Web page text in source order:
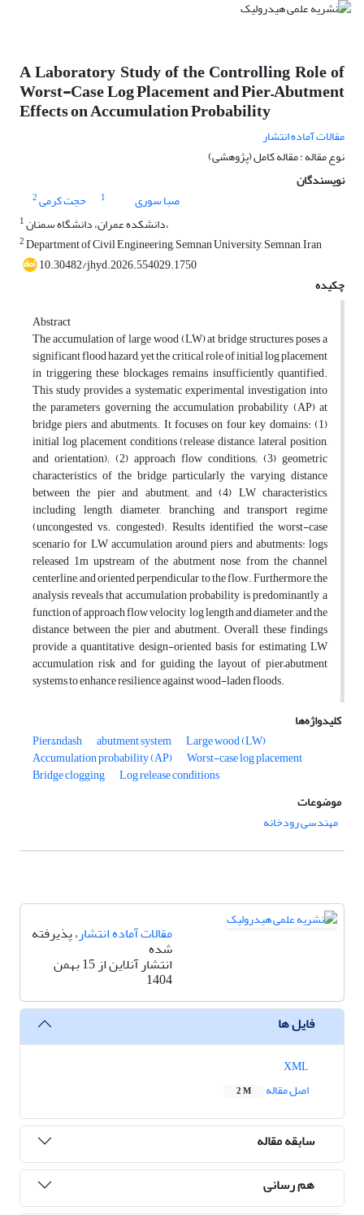
A Laboratory Study of the Controlling Role of
Worst-Case Log Placement and Pier–Abutment
Effects on Accumulation Probability
مقالات آماده انتشار
نوع مقاله : مقاله کامل (پژوهشی)
نویسندگان
صبا سوری
1 حجت کرمی2
1
دانشکده عمران، دانشگاه سمنان،
2Department of Civil Engineering, Semnan University, Semnan, Iran
10.30482/jhyd.2026.554029.1750
چکیده
Abstract
The accumulation of large wood (LW) at bridge structures poses a
significant flood hazard, yet the critical role of initial log placement
in triggering these blockages remains insufficiently quantified.
This study provides a systematic experimental investigation into
the parameters governing the accumulation probability (AP) at
bridge piers and abutments. It focuses on four key domains: (1)
initial log placement conditions (release distance, lateral position,
and orientation); (2) approach flow conditions; (3) geometric
characteristics of the bridge, particularly the varying distance
between the pier and abutment; and (4) LW characteristics,
including length, diameter, branching, and transport regime
(uncongested vs. congested). Results identified the worst-case
scenario for LW accumulation around piers and abutments: logs
released 1m upstream of the abutment nose, from the channel
centerline, and oriented perpendicular to the flow. Furthermore, the
analysis reveals that accumulation probability is predominantly a
function of approach flow velocity, log length and diameter, and the
distance between the pier and abutment. Overall, these findings
provide a quantitative, design-oriented basis for estimating LW
accumulation risk and for guiding the layout of pier–abutment
systems to enhance resilience against wood-laden floods.
کلیدواژه‌ها
Pier&‌ndash
abutment system Large wood (LW)
Accumulation probability (AP) Worst-case log placement
Bridge clogging
Log release conditions
موضوعات
مهندسی رودخانه
مقالات آماده انتشار، پذیرفته
شده
انتشار آنلاین از 15 بهمن
1404
فایل ها
اصل مقاله
2 M
سابقه مقاله
هم رسانی